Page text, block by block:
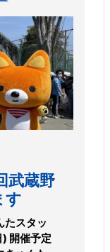
武蔵野
す
たスタッ
開催予定